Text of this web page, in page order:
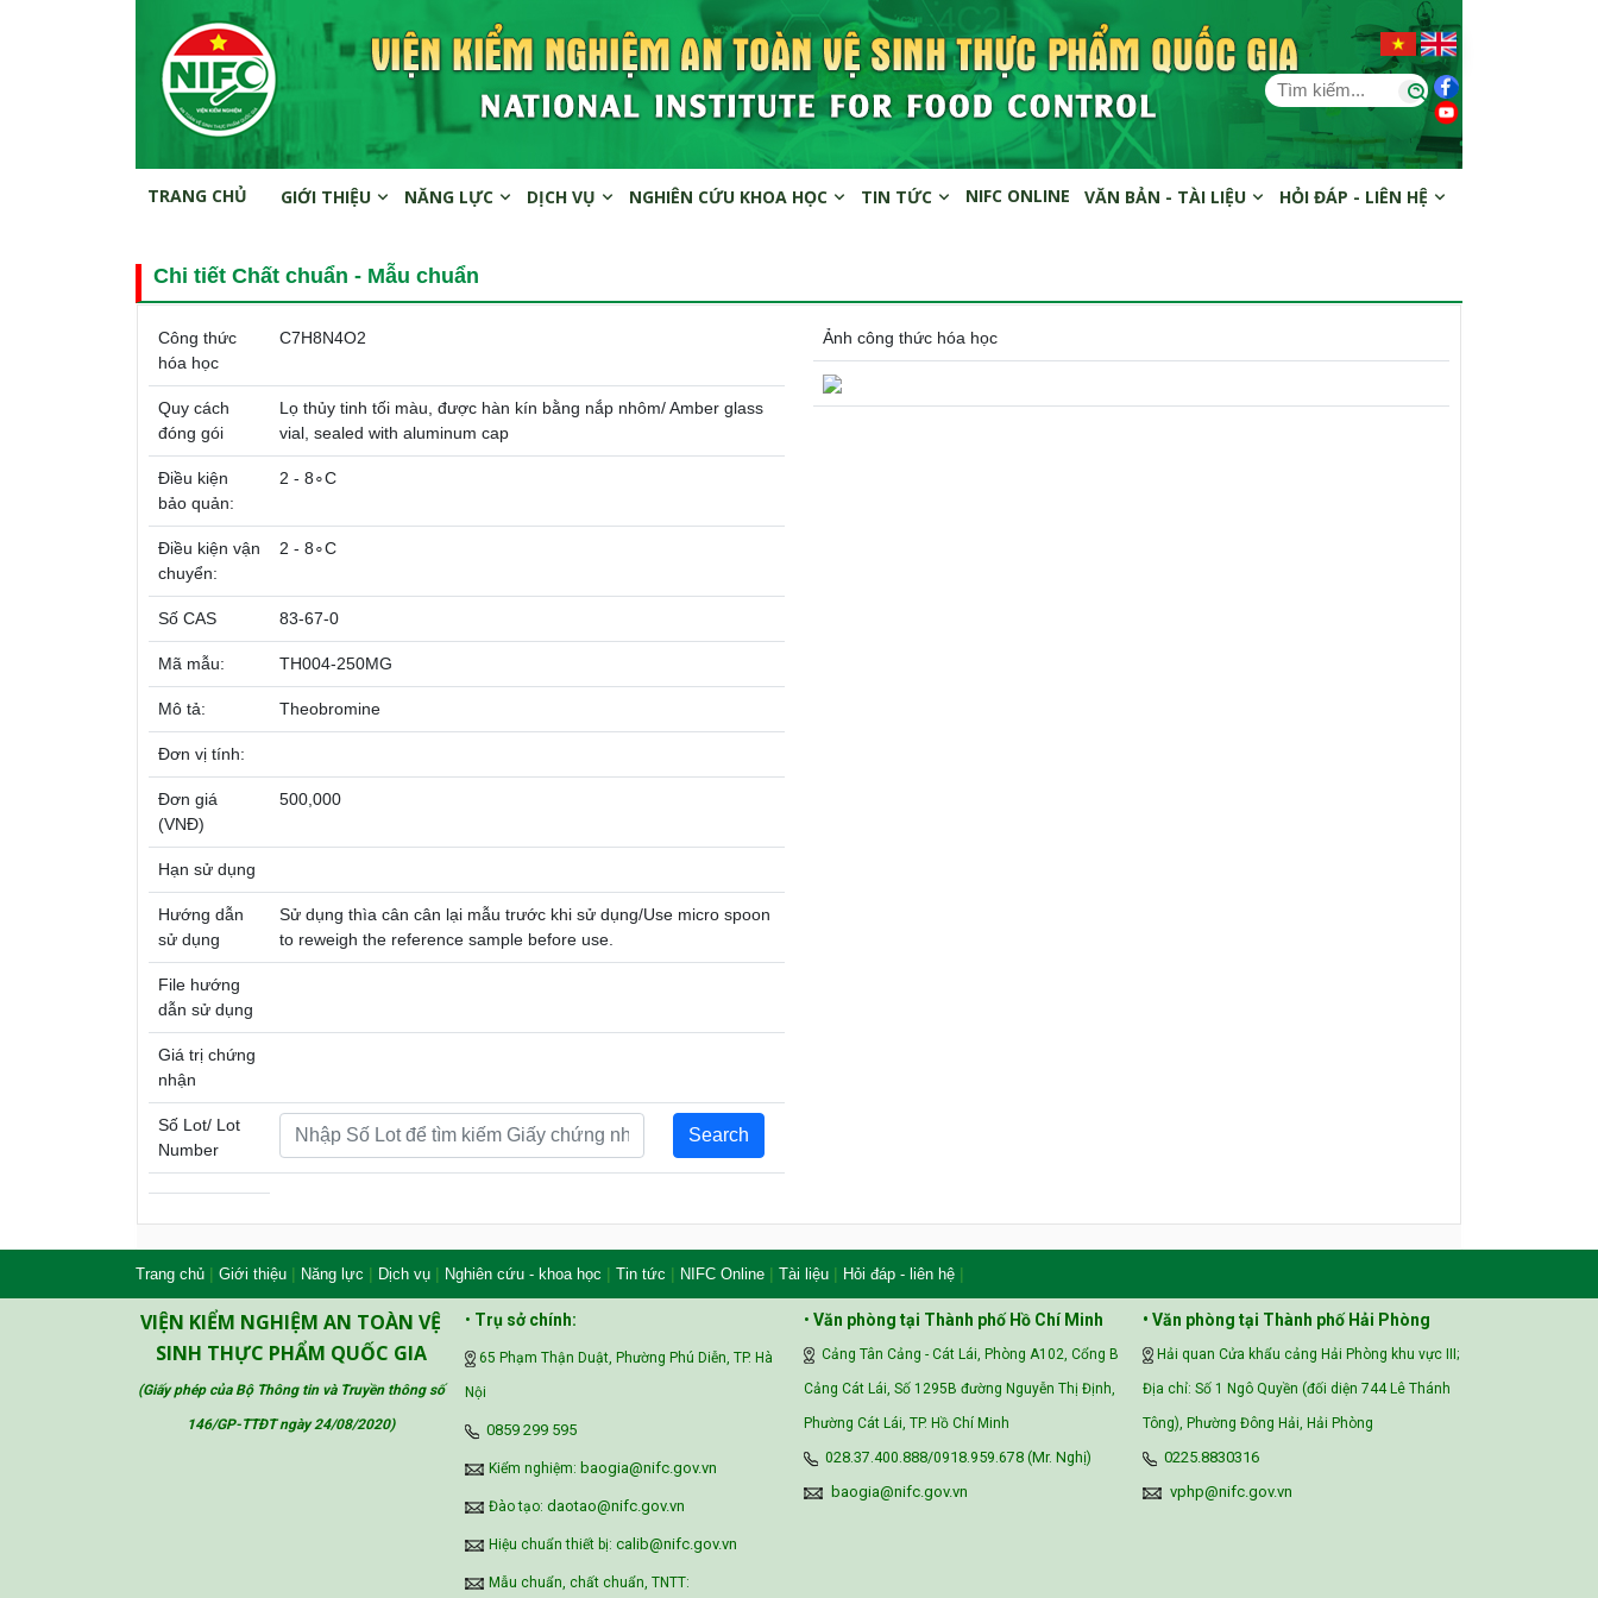
TRANG CHỦ GIỚI THIỆU NĂNG LỰC DỊCH VỤ NGHIÊN CỨU KHOA HỌC TIN TỨC NIFC ONLINE VĂN BẢN - TÀI LIỆU HỎI ĐÁP - LIÊN HỆ
Chi tiết Chất chuẩn - Mẫu chuẩn
Công thức
hóa học
C7H8N4O2
Quy cách
đóng gói
Lọ thủy tinh tối màu, được hàn kín bằng nắp nhôm/ Amber glass
vial, sealed with aluminum cap
Điều kiện
bảo quản:
2 - 8∘C
Điều kiện vận
chuyển:
2 - 8∘C
Số CAS 83-67-0
Mã mẫu: TH004-250MG
Mô tả: Theobromine
Đơn vị tính:
Đơn giá
(VNĐ)
500,000
Hạn sử dụng
Hướng dẫn
sử dụng
Sử dụng thìa cân cân lại mẫu trước khi sử dụng/Use micro spoon
to reweigh the reference sample before use.
File hướng
dẫn sử dụng
Giá trị chứng
nhận
Số Lot/ Lot
Number
Ảnh công thức hóa học
Trang chủ | Giới thiệu | Năng lực | Dịch vụ | Nghiên cứu - khoa học | Tin tức | NIFC Online | Tài liệu | Hỏi đáp - liên hệ |
VIỆN KIỂM NGHIỆM AN TOÀN VỆ
SINH THỰC PHẨM QUỐC GIA
(Giấy phép của Bộ Thông tin và Truyền thông số
146/GP-TTĐT ngày 24/08/2020)
• Trụ sở chính:
65 Phạm Thận Duật, Phường Phú Diễn, TP. Hà
Nội
‪0859 299 595‬
Kiểm nghiệm: baogia@nifc.gov.vn
Đào tạo: daotao@nifc.gov.vn
Hiệu chuẩn thiết bị: calib@nifc.gov.vn
Mẫu chuẩn, chất chuẩn, TNTT:
• Văn phòng tại Thành phố Hồ Chí Minh
Cảng Tân Cảng - Cát Lái, Phòng A102, Cổng B
Cảng Cát Lái, Số 1295B đường Nguyễn Thị Định,
Phường Cát Lái, TP. Hồ Chí Minh
028.37.400.888/0918.959.678 (Mr. Nghị)
baogia@nifc.gov.vn
• Văn phòng tại Thành phố Hải Phòng
Hải quan Cửa khẩu cảng Hải Phòng khu vực III;
Địa chỉ: Số 1 Ngô Quyền (đối diện 744 Lê Thánh
Tông), Phường Đông Hải, Hải Phòng
0225.8830316
vphp@nifc.gov.vn